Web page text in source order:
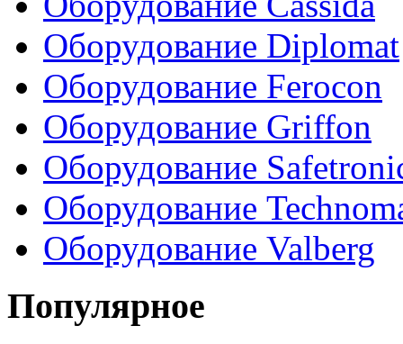
Оборудование Diplomat
Оборудование Ferocon
Оборудование Griffon
Оборудование
Оборудование
Оборудование Valberg
Популярное